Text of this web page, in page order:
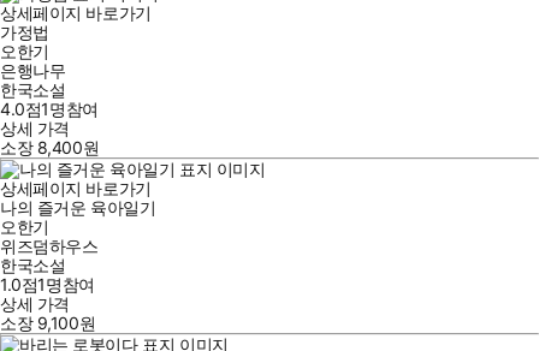
상세페이지 바로가기
가정법
오한기
은행나무
한국소설
4.0점1명참여
상세 가격
소장 8,400원
상세페이지 바로가기
나의 즐거운 육아일기
오한기
위즈덤하우스
한국소설
1.0점1명참여
상세 가격
소장 9,100원